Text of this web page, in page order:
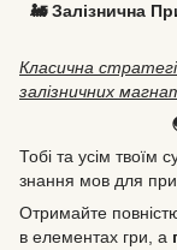
🚂 Залізнична
Класична
залізничних
Тобі та усім твоїм
знання мов для
Отримайте
в елементах гри, а